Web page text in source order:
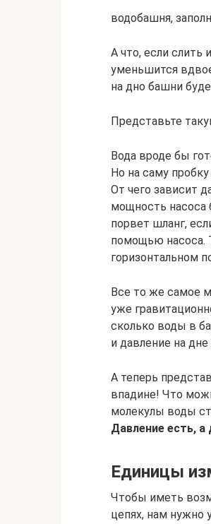
водобашня,
А что, если слить
уменьшится
на дно башни
Представьте
Вода вроде бы
Но на саму
От чего зависит
мощность насоса
порвет шланг,
помощью насоса.
горизонтальном
Все то же самое
уже
сколько воды в
и давление на
А теперь
впадине! Что
молекулы воды
Давление есть,
Единицы
Чтобы иметь
цепях, нам нужно